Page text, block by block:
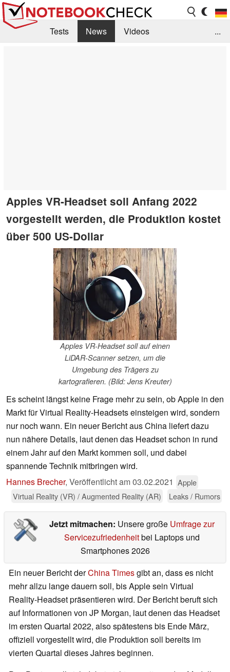
Tests News
Videos
...
Apples VR-Headset soll Anfang 2022
vorgestellt werden, die Produktion kostet
über 500 US-Dollar
Apples VR-Headset soll auf einen
LiDAR-Scanner setzen, um die
Umgebung des Trägers zu
kartografieren. (Bild: Jens Kreuter)
Es scheint längst keine Frage mehr zu sein, ob Apple in den
Markt für Virtual Reality-Headsets einsteigen wird, sondern
nur noch wann. Ein neuer Bericht aus China liefert dazu
nun nähere Details, laut denen das Headset schon in rund
einem Jahr auf den Markt kommen soll, und dabei
spannende Technik mitbringen wird.
Hannes Brecher, Veröffentlicht am03.02.2021 Apple
Virtual Reality (VR) / Augmented Reality (AR)
Leaks / Rumors
Jetzt mitmachen: Unsere große Umfrage zur
Servicezufriedenheitbei Laptops und
Smartphones 2026
Ein neuer Bericht derChina Timesgibt an, dass es nicht
mehr allzu lange dauern soll, bis Apple sein Virtual
Reality-Headset präsentieren wird. Der Bericht beruft sich
auf Informationen von JP Morgan, laut denen das Headset
im ersten Quartal 2022, also spätestens bis Ende März,
offiziell vorgestellt wird, die Produktion soll bereits im
vierten Quartal dieses Jahres beginnen.